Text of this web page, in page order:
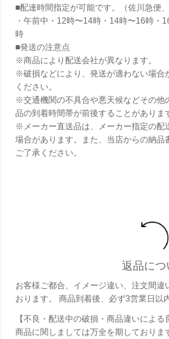
■配達時間指定が可能です。（佐川急便
・午前中・12時〜14時・14時〜16時・
時
■発送の注意点
※商品により配送会社が異なります。
※破損などにより、発送が適わない場合
ください。
※交通機関の不具合や悪天候などその他
品の到着時間帯が前後することがありま
※メーカー直送品は、メーカー指定の配
場合があります。また、当店からの納品
ご了承ください。
返品につ
お客様ご都合、イメージ違い、注文間
おります。 商品到着後、必ず3営業日以
【不良・配送中の破損・商品違いによる
商品に関しましては万全を期しておりま